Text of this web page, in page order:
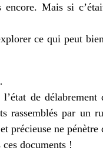
encore. Mais si
ce qui peut
de
rassemblés par un
précieuse ne
documents !